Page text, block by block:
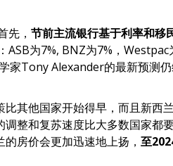
先， 节前主流银行基于利率和移
：ASB为7%, BNZ为7%，
家Tony Alexander的最新预测
其他国家开始得早，而且新西
整和复苏速度比大多数国家都
房价会更加迅速地上扬， 至